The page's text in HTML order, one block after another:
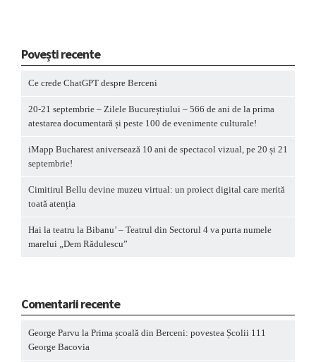
Povești recente
Ce crede ChatGPT despre Berceni
20-21 septembrie – Zilele Bucureștiului – 566 de ani de la prima
atestarea documentară și peste 100 de evenimente culturale!
iMapp Bucharest aniversează 10 ani de spectacol vizual, pe 20 și 21
septembrie!
Cimitirul Bellu devine muzeu virtual: un proiect digital care merită
toată atenția
Hai la teatru la Bibanu’ – Teatrul din Sectorul 4 va purta numele
marelui „Dem Rădulescu”
Comentarii recente
George Parvu la Prima școală din Berceni: povestea Școlii 111
George Bacovia